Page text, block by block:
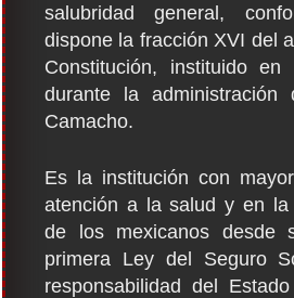
salubridad general,
dispone la fracción XVI del
Constitución, instituido
durante la administración
Camacho.
Es la institución con
atención a la salud y en la
de los mexicanos desde
primera Ley del Seguro
responsabilidad del